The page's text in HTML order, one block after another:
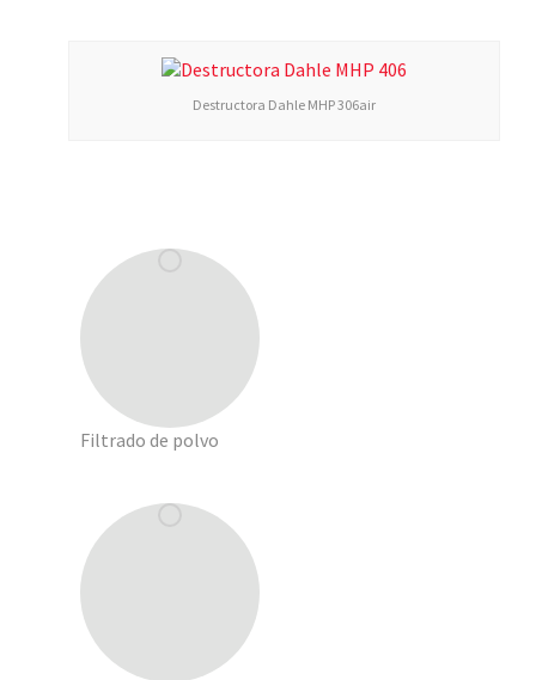
Destructora Dahle MHP 306air
Filtrado de polvo